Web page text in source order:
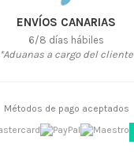
ENVÍOS CANARIAS
6/8 días hábiles
*Aduanas a cargo del cliente
Métodos de pago aceptados